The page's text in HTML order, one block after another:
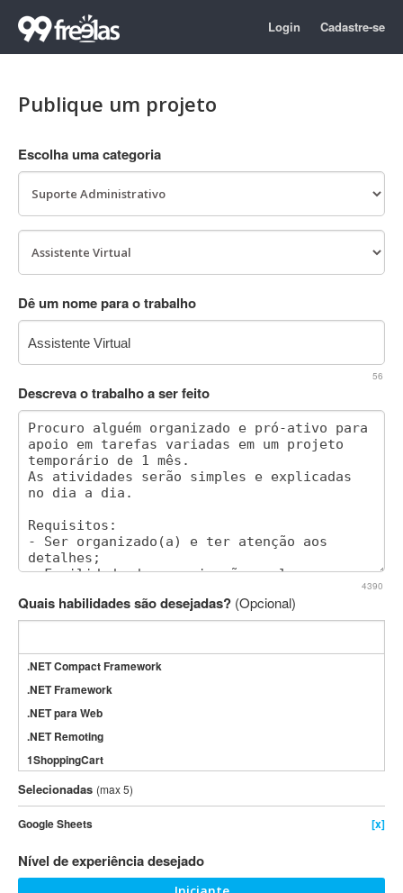
Login Cadastre-se
Publique um projeto
Escolha uma categoria
Dê um nome para o trabalho
56
Descreva o trabalho a ser feito
4390
Quais habilidades são desejadas? (Opcional)
.NET Compact Framework
.NET Framework
.NET para Web
.NET Remoting
1ShoppingCart
3DS Max
3GSM
4D Dimension
802.11
A&P
Selecionadas (max 5)
Google Sheets [x]
Nível de experiência desejado